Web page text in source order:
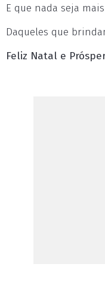
E que nada seja
Daqueles que
Feliz Natal e